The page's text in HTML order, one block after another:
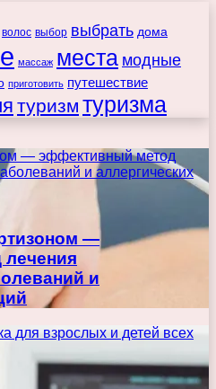
волос выбор выбрать дома
массаж места модные
приготовить путешествие
туризм туризма
— эффективный метод
и аллергических
—
и
для взрослых и детей всех